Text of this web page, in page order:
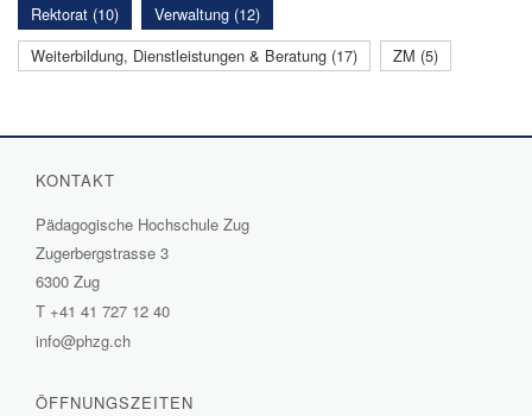
Rektorat (10)
Verwaltung (12)
Weiterbildung, Dienstleistungen & Beratung (17)
ZM (5)
KONTAKT
Pädagogische Hochschule Zug
Zugerbergstrasse 3
6300 Zug
T +41 41 727 12 40
info@phzg.ch
ÖFFNUNGSZEITEN